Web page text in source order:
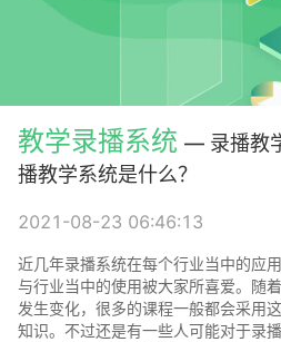
教学录播系统 — 录播教
播教学系统是什么？
2021-08-23 06:46:13
近几年录播系统在每个行业当中的应
与行业当中的使用被大家所喜爱。随
发生变化，很多的课程一般都会采用
知识。不过还是有一些人可能对于录